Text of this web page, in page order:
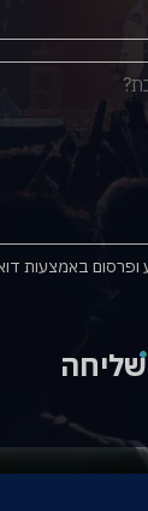
שליחה